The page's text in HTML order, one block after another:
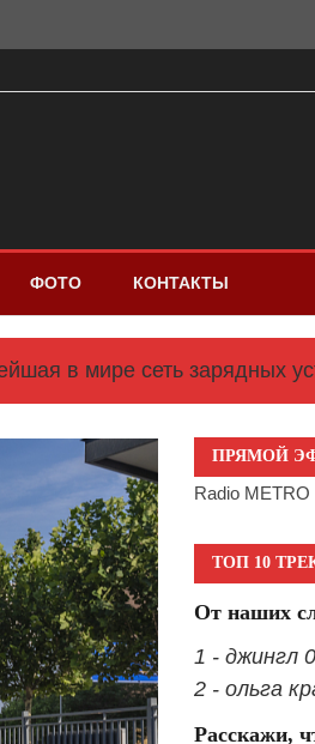
ФОТО КОНТАКТЫ
в мире сеть зарядных
ПРЯМОЙ
Radio METRO
ТОП 10
От наших
1 - джингл
2 - ольга
Расскажи,